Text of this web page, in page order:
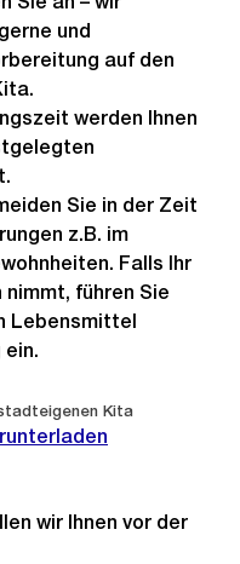
und
auf den
werden Ihnen
Sie in der Zeit
z.B. im
Falls Ihr
führen Sie
Lebensmittel
ein.
Kita
wir Ihnen vor der